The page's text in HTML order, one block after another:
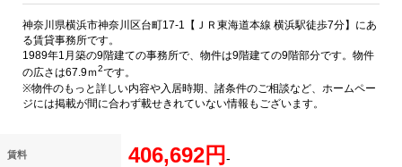
神奈川県横浜市神奈川区台町17-1【ＪＲ東海道本線 横浜駅徒歩7分】にあ
る賃貸事務所です。
1989年1月築の9階建ての事務所で、物件は9階建ての9階部分です。物件
の広さは67.9ｍ2です。
※物件のもっと詳しい内容や入居時期、諸条件のご相談など、ホームペー
ジには掲載が間に合わず載せきれていない情報もございます。
賃料 406,692円 -